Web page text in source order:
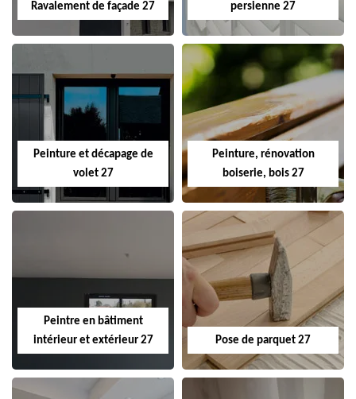
Ravalement de façade 27
persienne 27
Peinture et décapage de
volet 27
Peinture, rénovation
boiserie, bois 27
Peintre en bâtiment
intérieur et extérieur 27
Pose de parquet 27